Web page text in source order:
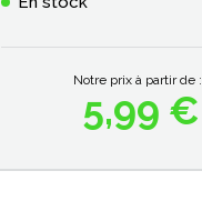
Prix
Notre prix à partir de :
5,99 €